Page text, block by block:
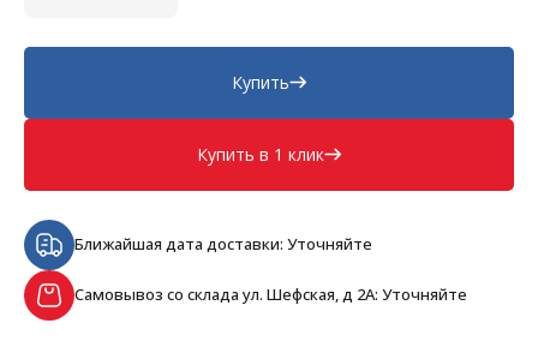
Купить
Купить в 1 клик
Ближайшая дата доставки: Уточняйте
Самовывоз со склада ул. Шефская, д 2А: Уточняйте